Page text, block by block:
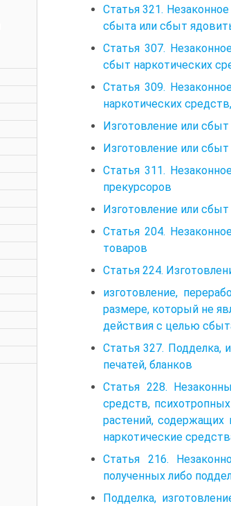
Статья 321.
сбыта или сбыт
Статья 307.
сбыт наркотических
Статья 309.
наркотических
Изготовление или
Изготовление или
Статья 311.
прекурсоров
Изготовление или
Статья 204.
товаров
Статья 224.
изготовление,
размере, который не
действия с целью
Статья 327. Подделка,
печатей, бланков
Статья 228.
средств,
растений, содержащих
наркотические
Статья 216.
полученных либо
Подделка,